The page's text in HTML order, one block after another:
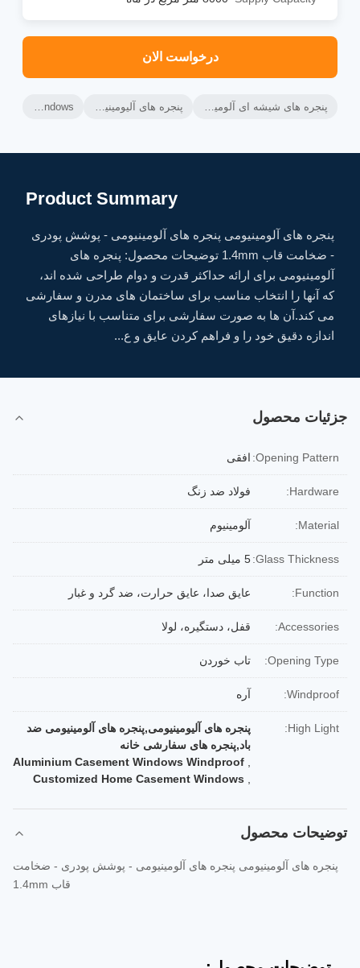
درخواست الان
پنجره های شیشه ای آلومینیومی,پنجره های کششی افقی آلومینیومی,پنجره های کشویی شیشه ای آلومینیومی پنجره های آلیومینیومی,پنجره های آلومینیومی ضد باد,پنجره های سفارشی خانه Aluminium Glass Sliding Windows
Product Summary
پنجره های آلومینیومی پنجره های آلومینیومی - پوشش پودری
- ضخامت قاب 1.4mm توضیحات محصول: پنجره های
آلومینیومی برای ارائه حداکثر قدرت و دوام طراحی شده اند،
که آنها را انتخاب مناسب برای ساختمان های مدرن و سفارشی
می کند.آن ها به صورت سفارشی برای متناسب با نیازهای
اندازه دقیق خود را و فراهم کردن عایق و ع...
جزئیات محصول
Opening Pattern: افقی
Hardware: فولاد ضد زنگ
Material: آلومینیوم
Glass Thickness: 5 میلی متر
Function: عایق صدا، عایق حرارت، ضد گرد و غبار
Accessories: قفل، دستگیره، لولا
Opening Type: تاب خوردن
Windproof: آره
High Light:
پنجره های آلیومینیومی,پنجره های آلومینیومی ضد
باد,پنجره های سفارشی خانه
Aluminium Casement Windows Windproof
Customized Home Casement Windows
توضیحات محصول
پنجره های آلومینیومی پنجره های آلومینیومی - پوشش پودری - ضخامت
قاب 1.4mm